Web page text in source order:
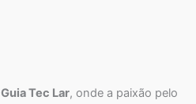
Guia Tec Lar, onde a paixão pelo